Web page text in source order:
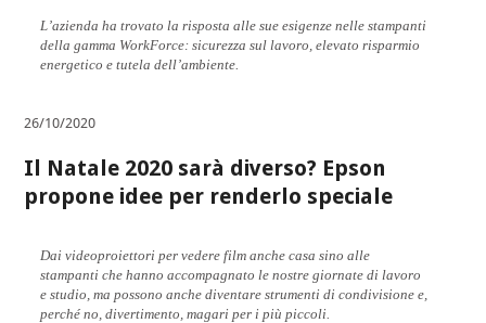
L’azienda ha trovato la risposta alle sue esigenze nelle stampanti
della gamma WorkForce: sicurezza sul lavoro, elevato risparmio
energetico e tutela dell’ambiente.
26/10/2020
Il Natale 2020 sarà diverso? Epson
propone idee per renderlo speciale
Dai videoproiettori per vedere film anche casa sino alle
stampanti che hanno accompagnato le nostre giornate di lavoro
e studio, ma possono anche diventare strumenti di condivisione e,
perché no, divertimento, magari per i più piccoli.